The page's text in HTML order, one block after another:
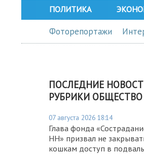
ПОЛИТИКА
Фоторепортажи
ПОСЛЕДНИЕ
РУБРИКИ ОБЩЕСТВО
07 августа 2026 18:14
Глава фонда
НН» призвал не
кошкам доступ в